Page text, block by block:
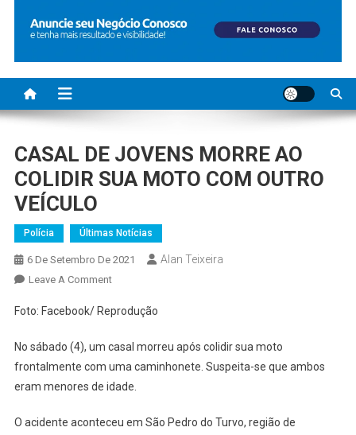
CASAL DE JOVENS MORRE AO
COLIDIR SUA MOTO COM OUTRO
VEÍCULO
Polícia Últimas Notícias
6 De Setembro De 2021 Alan Teixeira
Leave A CommentOn
DE
MORRE
AO
COLIDIR
MOTO
Foto: Facebook/ Reprodução
No sábado (4), um casal morreu após colidir sua moto
frontalmente com uma caminhonete. Suspeita-se que ambos
eram menores de idade.
O acidente aconteceu em São Pedro do Turvo, região de